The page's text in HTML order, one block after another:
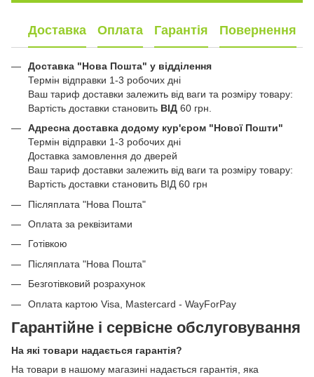
Доставка Оплата Гарантія Повернення
Доставка "Нова Пошта" у відділення
Термін відправки 1-3 робочих дні
Ваш тариф доставки залежить від ваги та розміру товару:
Вартість доставки становить ВІД 60 грн.
Адресна доставка додому кур'єром "Нової Пошти"
Термін відправки 1-3 робочих дні
Доставка замовлення до дверей
Ваш тариф доставки залежить від ваги та розміру товару:
Вартість доставки становить ВІД 60 грн
Післяплата "Нова Пошта"
Оплата за реквізитами
Готівкою
Післяплата "Нова Пошта"
Безготівковий розрахунок
Оплата картою Visa, Mastercard - WayForPay
Гарантійне і сервісне обслуговування
На які товари надається гарантія?
На товари в нашому магазині надається гарантія, яка